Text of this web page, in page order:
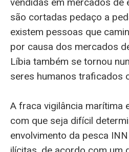
são cortadas pedaço a
existem pessoas que
por causa dos mercados
Líbia também se tornou
seres humanos traficados
A fraca vigilância marítima
com que seja difícil
envolvimento da pesca